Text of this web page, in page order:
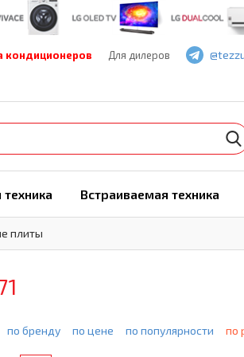
кондиционеров Для дилеров
Встраиваемая техника
плиты
по бренду по цене по популярности по